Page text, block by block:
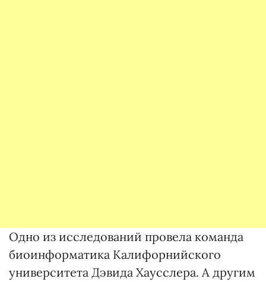
Одно из исследований провела команда
биоинформатика Калифорнийского
университета Дэвида Хаусслера. А другим